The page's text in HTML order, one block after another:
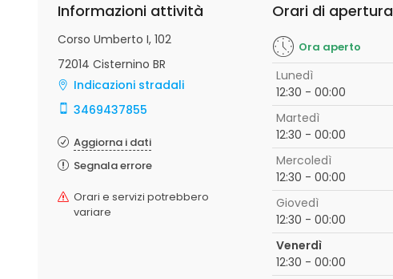
Informazioni attività
Corso Umberto I, 102
72014 Cisternino BR
Indicazioni stradali
3469437855
Aggiorna i dati
Segnala errore
Orari e servizi potrebbero
variare
Orari di apertura
Ora aperto
Lunedì
12:30 - 00:00
Martedì
12:30 - 00:00
Mercoledì
12:30 - 00:00
Giovedì
12:30 - 00:00
Venerdì
12:30 - 00:00